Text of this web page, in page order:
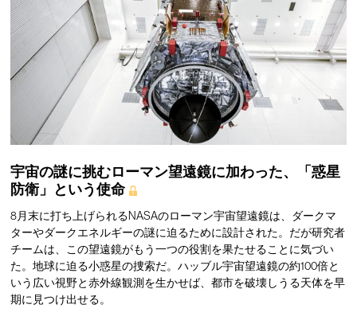
宇宙の謎に挑むローマン望遠鏡に加わった、「惑星
防衛」という使命
8月末に打ち上げられるNASAのローマン宇宙望遠鏡は、ダークマ
ターやダークエネルギーの謎に迫るために設計された。だが研究者
チームは、この望遠鏡がもう一つの役割を果たせることに気づい
た。地球に迫る小惑星の捜索だ。ハッブル宇宙望遠鏡の約100倍と
いう広い視野と赤外線観測を生かせば、都市を破壊しうる天体を早
期に見つけ出せる。